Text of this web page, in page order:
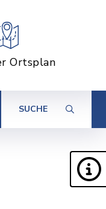
Ortsplan
SUCHE